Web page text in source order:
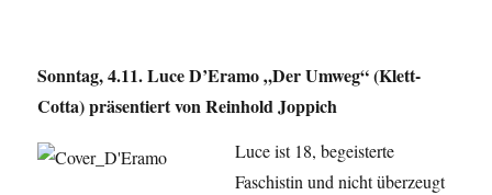
Sonntag, 4.11. Luce D’Eramo „Der Umweg“ (Klett-
Cotta) präsentiert von Reinhold Joppich
Luce ist 18, begeisterte
Faschistin und nicht überzeugt